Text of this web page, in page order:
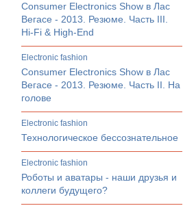
Consumer Electronics Show в Лас
Вегасе - 2013. Резюме. Часть III.
Hi-Fi & High-End
electronic fashion
Consumer Electronics Show в Лас
Вегасе - 2013. Резюме. Часть II. На
голове
electronic fashion
Технологическое бессознательное
electronic fashion
Роботы и аватары - наши друзья и
коллеги будущего?